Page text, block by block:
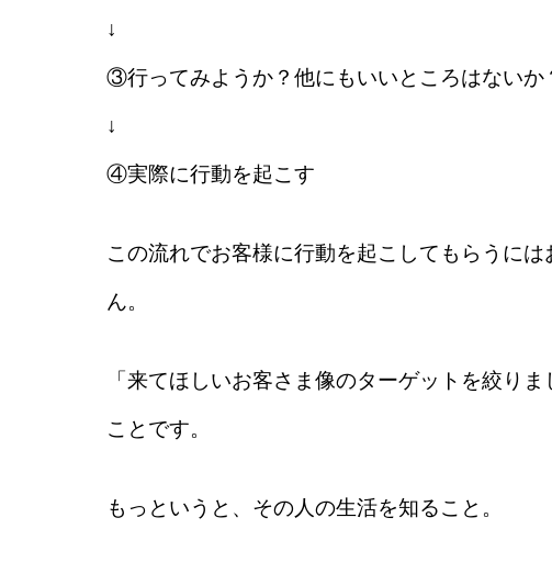
↓
③行ってみようか？他にもいいところはないか
↓
④実際に行動を起こす
この流れでお客様に行動を起こしてもらうに
ん。
「 来てほしいお客さま像のターゲットを絞りま
ことです。
もっというと、その人の生活を知ること。